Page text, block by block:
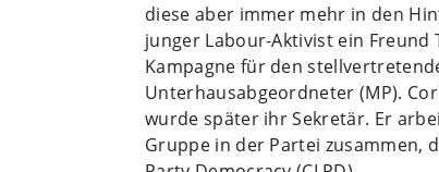
diese aber immer mehr in den
junger Labour-Aktivist ein
Kampagne für den
Unterhausabgeordneter (MP).
wurde später ihr Sekretär. Er
Gruppe in der Partei zusammen,